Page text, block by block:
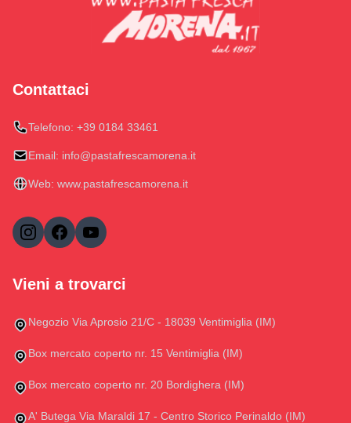
Contattaci
Telefono: +39 0184 33461
Email: info@pastafrescamorena.it
Web: www.pastafrescamorena.it
Vieni a trovarci
Negozio Via Aprosio 21/C - 18039 Ventimiglia (IM)
Box mercato coperto nr. 15 Ventimiglia (IM)
Box mercato coperto nr. 20 Bordighera (IM)
A' Butega Via Maraldi 17 - Centro Storico Perinaldo (IM)